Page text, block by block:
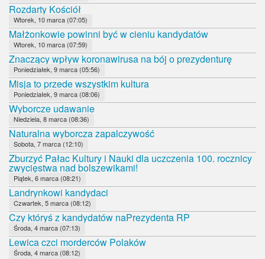
Rozdarty Kościół
Wtorek, 10 marca (07:05)
Małżonkowie powinni być w cieniu kandydatów
Wtorek, 10 marca (07:59)
Znaczący wpływ koronawirusa na bój o prezydenturę
Poniedziałek, 9 marca (05:56)
Misja to przede wszystkim kultura
Poniedziałek, 9 marca (08:06)
Wyborcze udawanie
Niedziela, 8 marca (08:36)
Naturalna wyborcza zapalczywość
Sobota, 7 marca (12:10)
Zburzyć Pałac Kultury i Nauki dla uczczenia 100. rocznicy
zwycięstwa nad bolszewikami!
Piątek, 6 marca (08:21)
Landrynkowi kandydaci
Czwartek, 5 marca (08:12)
Czy któryś z kandydatów naPrezydenta RP
Środa, 4 marca (07:13)
Lewica czci morderców Polaków
Środa, 4 marca (08:12)